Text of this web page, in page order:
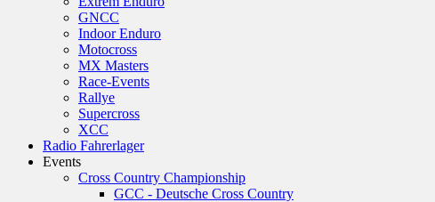
GNCC
Indoor Enduro
Motocross
MX Masters
Race-Events
Rallye
Supercross
XCC
Radio Fahrerlager
Events
Cross Country Championship
GCC - Deutsche Cross Country